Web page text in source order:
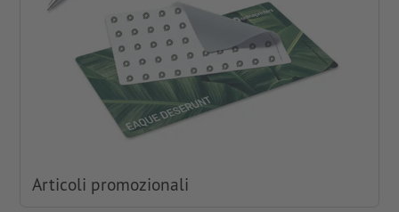
Articoli promozionali